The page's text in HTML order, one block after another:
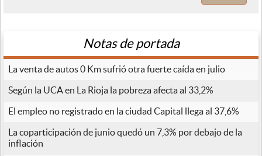
Notas de portada
La venta de autos 0 Km sufrió otra fuerte caída en julio
Según la UCA en La Rioja la pobreza afecta al 33,2%
El empleo no registrado en la ciudad Capital llega al 37,6%
La coparticipación de junio quedó un 7,3% por debajo de la
inflación